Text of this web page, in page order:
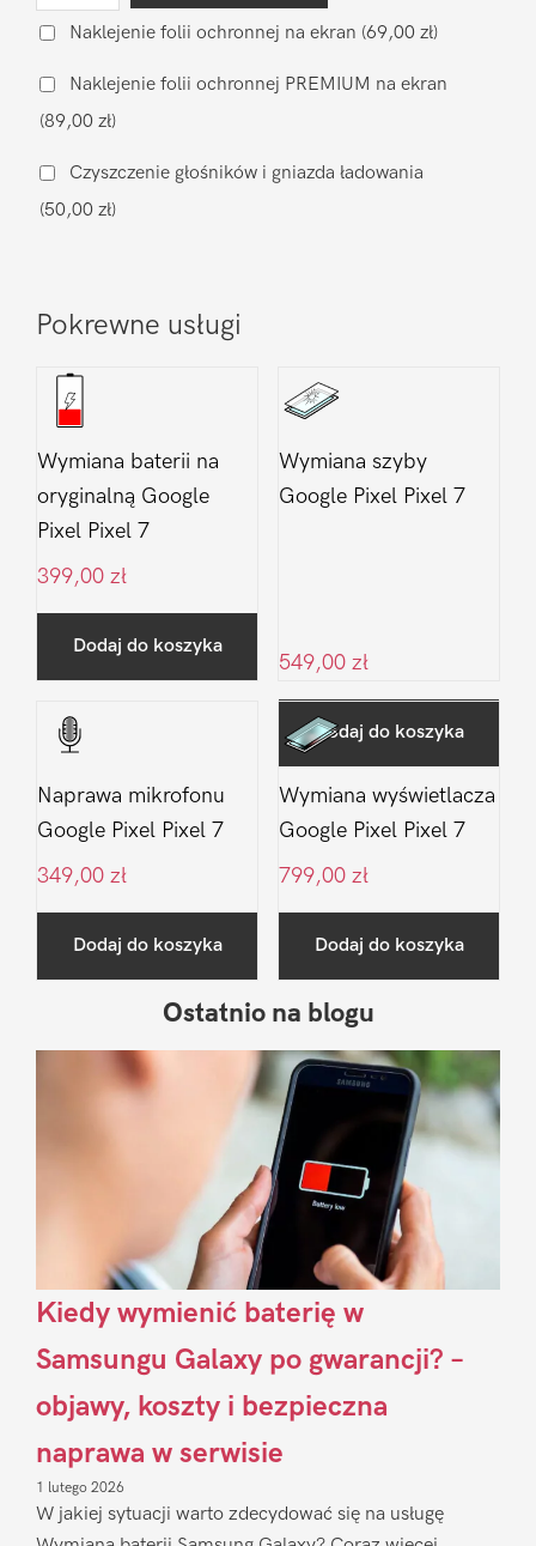
szyby
Google
Pixel
Pixel
7
Naklejenie folii ochronnej na ekran (69,00 zł)
Naklejenie folii ochronnej PREMIUM na ekran
(89,00 zł)
Czyszczenie głośników i gniazda ładowania
(50,00 zł)
Pokrewne usługi
Wymiana baterii na
oryginalną Google
Pixel Pixel 7
399,00 zł
Dodaj do koszyka
Wymiana szyby
Google Pixel Pixel 7
549,00 zł
Dodaj do koszyka
Naprawa mikrofonu
Google Pixel Pixel 7
349,00 zł
Dodaj do koszyka
Wymiana wyświetlacza
Google Pixel Pixel 7
799,00 zł
Dodaj do koszyka
Sidebar
Ostatnio na blogu
Kiedy wymienić baterię w
Samsungu Galaxy po gwarancji? –
objawy, koszty i bezpieczna
naprawa w serwisie
1 lutego 2026
W jakiej sytuacji warto zdecydować się na usługę